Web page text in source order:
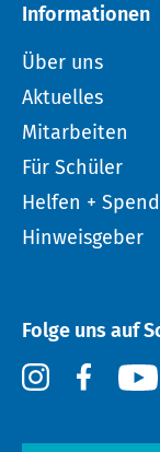
Informationen
Über uns
Aktuelles
Mitarbeiten
Für Schüler
Helfen +
Hinweisgeber
Folge uns auf